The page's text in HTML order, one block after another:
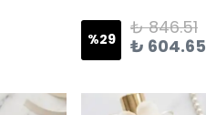
%29
₺ 846.51
₺ 604.65